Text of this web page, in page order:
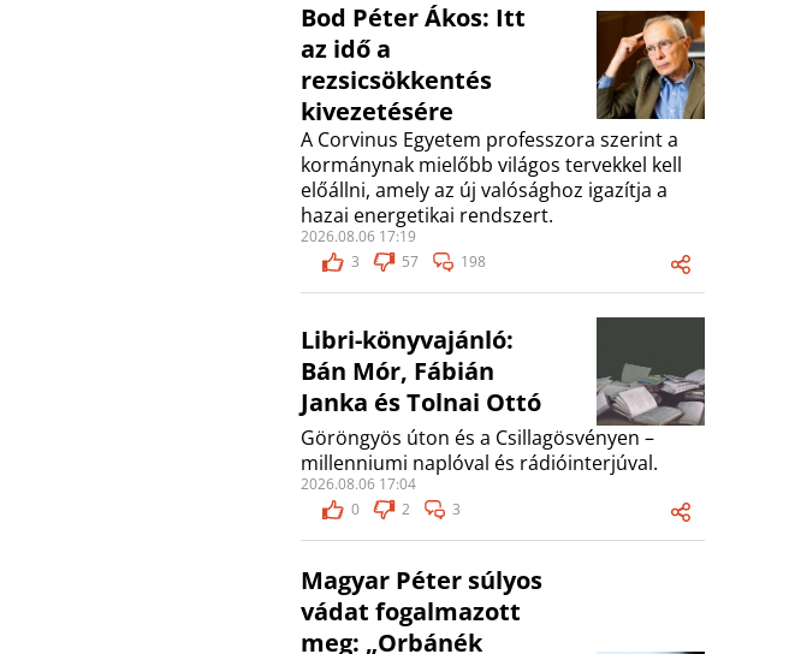
Bod Péter Ákos: Itt
az idő a
rezsicsökkentés
kivezetésére
A Corvinus Egyetem professzora szerint a
kormánynak mielőbb világos tervekkel kell
előállni, amely az új valósághoz igazítja a
hazai energetikai rendszert.
2026.08.06 17:19
3
57 198
Libri-könyvajánló:
Bán Mór, Fábián
Janka és Tolnai Ottó
Göröngyös úton és a Csillagösvényen –
millenniumi naplóval és rádióinterjúval.
2026.08.06 17:04
0
2 3
Magyar Péter súlyos
vádat fogalmazott
meg: „Orbánék